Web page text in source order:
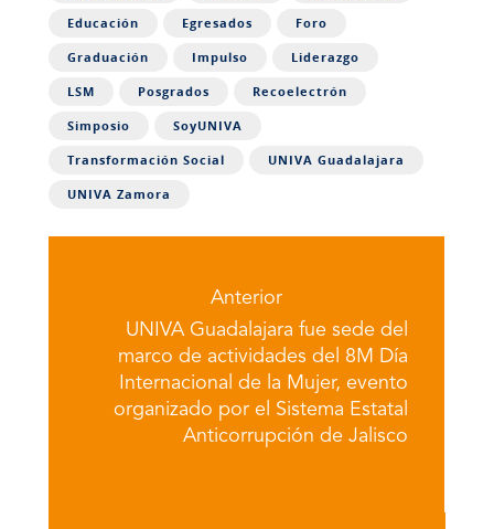
Educación Egresados Foro
Graduación Impulso Liderazgo
LSM Posgrados Recoelectrón
Simposio SoyUNIVA
Transformación Social UNIVA Guadalajara
UNIVA Zamora
Anterior
UNIVA Guadalajara fue sede del
marco de actividades del 8M Día
Internacional de la Mujer, evento
organizado por el Sistema Estatal
Anticorrupción de Jalisco